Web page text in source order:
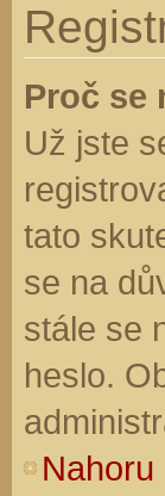
Proč se
Už jste
tato
se na
stále se
heslo.
Nahoru